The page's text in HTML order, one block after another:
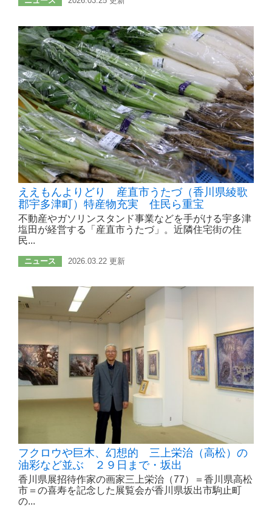
ええもんよりどり 産直市うたづ（香川県綾歌
郡宇多津町）特産物充実 住民ら重宝
不動産やガソリンスタンド事業などを手がける宇多津
塩田が経営する「産直市うたづ」。近隣住宅街の住
民...
ニュース 2026.03.22 更新
フクロウや巨木、幻想的 三上栄治（高松）の
油彩など並ぶ ２９日まで・坂出
香川県展招待作家の画家三上栄治（77）＝香川県高松
市＝の喜寿を記念した展覧会が香川県坂出市駒止町
の...